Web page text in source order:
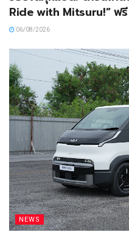
Ride with Mitsuru!” ฟ
06/08/2026
NEWS